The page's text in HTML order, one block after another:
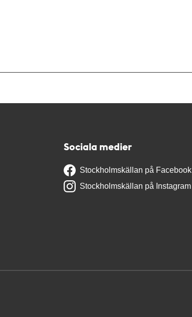
Sociala medier
Stockholmskällan på Facebook
Stockholmskällan på Instagram